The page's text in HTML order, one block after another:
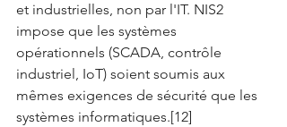
et industrielles, non par l'IT. NIS2
impose que les systèmes
opérationnels (SCADA, contrôle
industriel, IoT) soient soumis aux
mêmes exigences de sécurité que les
systèmes informatiques.[12]